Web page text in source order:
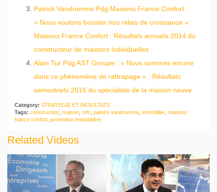
Patrick Vandromme Pdg Maisons France Confort :
« Nous voulons booster nos relais de croissance » :
Maisons France Confort : Résultats annuels 2014 du
constructeur de maisons individuelles
Alain Tur Pdg AST Groupe : « Nous sommes encore
dans ce phénomène de rattrapage » : Résultats
semestriels 2016 du spécialiste de la maison neuve
Category: STRATEGIE ET RÉSULTATS
Tags: construction maison mfc patrick vandromme immobilier, maisons
france confort promotion immobilière
Related Videos